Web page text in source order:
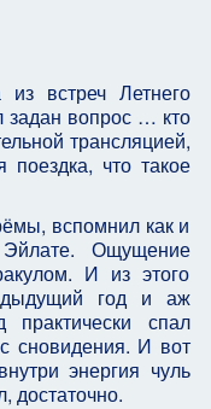
встреч Летнего
задан вопрос … кто
трансляцией,
поездка, что такое
вспомнил как и
Ощущение
И из этого
год и аж
спал
сновидения. И вот
энергия чуль
достаточно.